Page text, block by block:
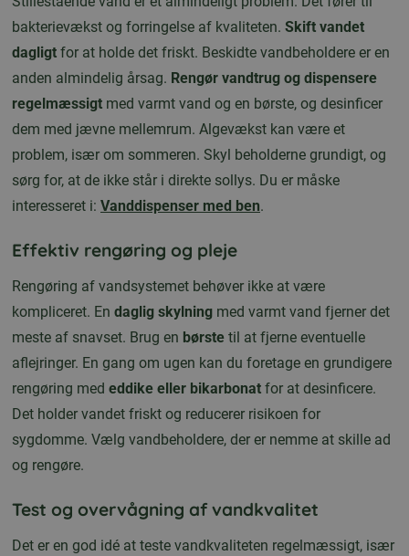
bakterievækst og forringelse af kvaliteten. Skift vandet
dagligt for at holde det friskt. Beskidte vandbeholdere er en
anden almindelig årsag. Rengør vandtrug og dispensere
regelmæssigt med varmt vand og en børste, og desinficer
dem med jævne mellemrum. Algevækst kan være et
problem, især om sommeren. Skyl beholderne grundigt, og
sørg for, at de ikke står i direkte sollys. Du er måske
interesseret i: Vanddispenser med ben.
Effektiv rengøring og pleje
Rengøring af vandsystemet behøver ikke at være
kompliceret. En daglig skylning med varmt vand fjerner det
meste af snavset. Brug en børste til at fjerne eventuelle
aflejringer. En gang om ugen kan du foretage en grundigere
rengøring med eddike eller bikarbonat for at desinficere.
Det holder vandet friskt og reducerer risikoen for
sygdomme. Vælg vandbeholdere, der er nemme at skille ad
og rengøre.
Test og overvågning af vandkvalitet
Det er en god idé at teste vandkvaliteten regelmæssigt, især